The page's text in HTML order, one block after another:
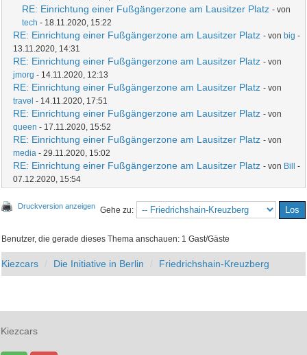
RE: Einrichtung einer Fußgängerzone am Lausitzer Platz - von
tech - 18.11.2020, 15:22
RE: Einrichtung einer Fußgängerzone am Lausitzer Platz - von big -
13.11.2020, 14:31
RE: Einrichtung einer Fußgängerzone am Lausitzer Platz - von
jmorg - 14.11.2020, 12:13
RE: Einrichtung einer Fußgängerzone am Lausitzer Platz - von
travel - 14.11.2020, 17:51
RE: Einrichtung einer Fußgängerzone am Lausitzer Platz - von
queen - 17.11.2020, 15:52
RE: Einrichtung einer Fußgängerzone am Lausitzer Platz - von
media - 29.11.2020, 15:02
RE: Einrichtung einer Fußgängerzone am Lausitzer Platz - von Bill
-
07.12.2020, 15:54
Druckversion anzeigen Gehe zu:
Benutzer, die gerade dieses Thema anschauen: 1 Gast/Gäste
Kiezcars Die Initiative in Berlin Friedrichshain-Kreuzberg
Kiezcars